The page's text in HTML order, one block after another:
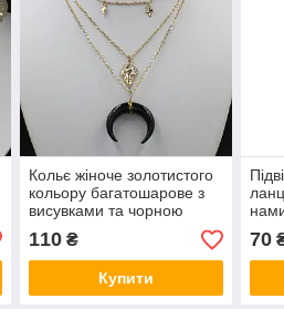
Кольє жіноче золотистого
кольору багатошарове з
висувками та чорною
місячною застібкою
карабін довжина 65 см
110₴
Купити
та
70